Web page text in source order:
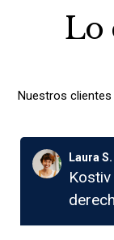
Lo
Nuestros
José C.
Kostiv
con